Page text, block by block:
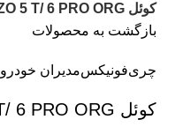
کوئل ARRIZO 5 T/ 6 PRO ORG
بازگشت به محصولات
چریفونیکسمدیران خودرو
کوئل ARRIZO 5 T/ 6 PRO ORG